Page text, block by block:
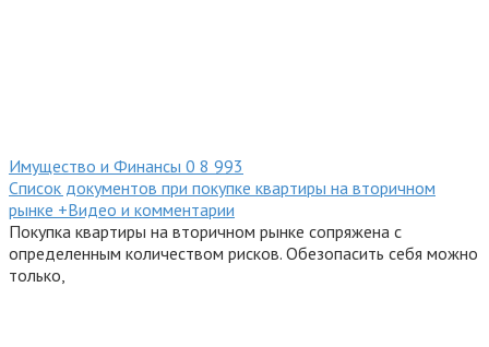
Имущество и Финансы 0 8 993
Список документов при покупке квартиры на вторичном
рынке +Видео и комментарии
Покупка квартиры на вторичном рынке сопряжена с
определенным количеством рисков. Обезопасить себя можно
только,